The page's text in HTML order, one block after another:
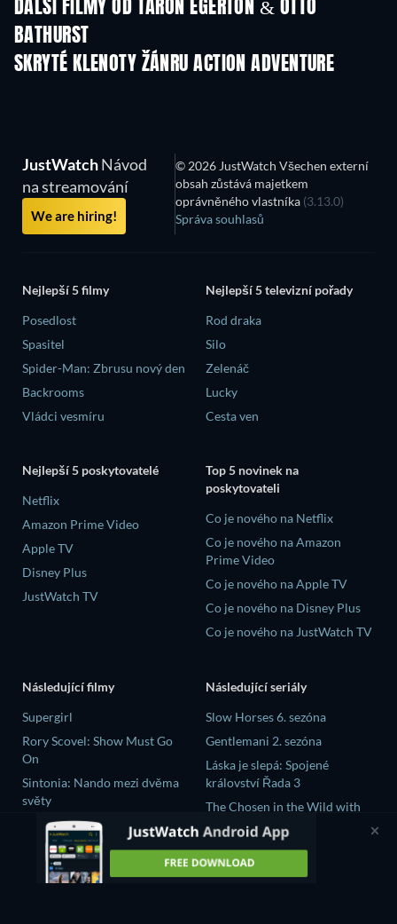
DALŠÍ FILMY OD TARON EGERTON & OTTO
BATHURST
SKRYTÉ KLENOTY ŽÁNRU ACTION ADVENTURE
TV TV
JustWatchNávod
na streamování
We are hiring!
© 2026 JustWatch Všechen externí
obsah zůstává majetkem
oprávněného vlastníka (3.13.0)
Správa souhlasů
Nejlepší 5 filmy
Posedlost
Spasitel
Spider-Man: Zbrusu nový den
Backrooms
Vládci vesmíru
Nejlepší 5 televizní pořady
Rod draka
Silo
Zelenáč
Lucky
Cesta ven
Nejlepší 5 poskytovatelé
Netflix
Amazon Prime Video
Apple TV
Disney Plus
JustWatch TV
Top 5 novinek na
poskytovateli
Co je nového na Netflix
Co je nového na Amazon
Prime Video
Co je nového na Apple TV
Co je nového na Disney Plus
Co je nového na JustWatch TV
Následující filmy
Supergirl
Rory Scovel: Show Must Go
On
Sintonia: Nando mezi dvěma
světy
Bojovnik
The Crystal Planet
Následující seriály
Slow Horses 6. sezóna
Gentlemani 2. sezóna
Láska je slepá: Spojené
království Řada 3
The Chosen in the Wild with
Bear Grylls 1. sezóna
大空港～GATE24～ Řada 1